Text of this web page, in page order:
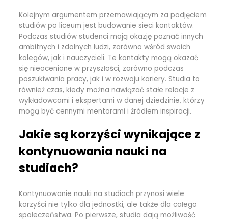
Kolejnym argumentem przemawiającym za podjęciem
studiów po liceum jest budowanie sieci kontaktów.
Podczas studiów studenci mają okazję poznać innych
ambitnych i zdolnych ludzi, zarówno wśród swoich
kolegów, jak i nauczycieli. Te kontakty mogą okazać
się nieocenione w przyszłości, zarówno podczas
poszukiwania pracy, jak i w rozwoju kariery. Studia to
również czas, kiedy można nawiązać stałe relacje z
wykładowcami i ekspertami w danej dziedzinie, którzy
mogą być cennymi mentorami i źródłem inspiracji.
Jakie są korzyści wynikające z
kontynuowania nauki na
studiach?
Kontynuowanie nauki na studiach przynosi wiele
korzyści nie tylko dla jednostki, ale także dla całego
społeczeństwa. Po pierwsze, studia dają możliwość